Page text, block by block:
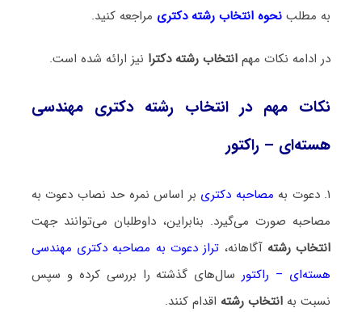
به مطلب نحوه انتخاب رشته دکتری مراجعه کنید.
در ادامه نکات مهم انتخاب رشته دکترا نیز ارائه شده است.
نکات مهم در انتخاب رشته دکتری مهندسی
هسته‌ای – راکتور
۱. دعوت به مصاحبه دکتری بر اساس نمره حد نصاب دعوت به
مصاحبه صورت می‌گیرد. بنابراین، داوطلبان می‌توانند جهت
انتخاب رشته آگاهانه، تراز دعوت به مصاحبه دکتری مهندسی
هسته‌ای – راکتور سال‌های گذشته را بررسی کرده و سپس
نسبت به انتخاب رشته اقدام کنند.